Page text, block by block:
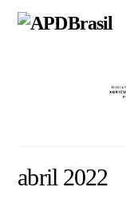
Skip
abril 2022